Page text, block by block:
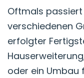
Oftmals
verschiedenen
erfolgter
oder ein Umbau